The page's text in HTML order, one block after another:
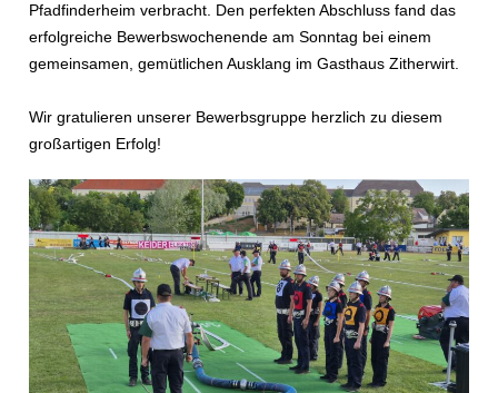
Pfadfinderheim verbracht. Den perfekten Abschluss fand das
erfolgreiche Bewerbswochenende am Sonntag bei einem
gemeinsamen, gemütlichen Ausklang im Gasthaus Zitherwirt.
Wir gratulieren unserer Bewerbsgruppe herzlich zu diesem
großartigen Erfolg!